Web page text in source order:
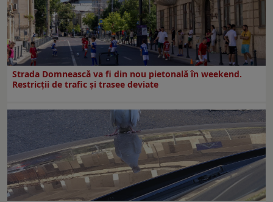
Strada Domnească va fi din nou pietonală în weekend.
Restricţii de trafic şi trasee deviate